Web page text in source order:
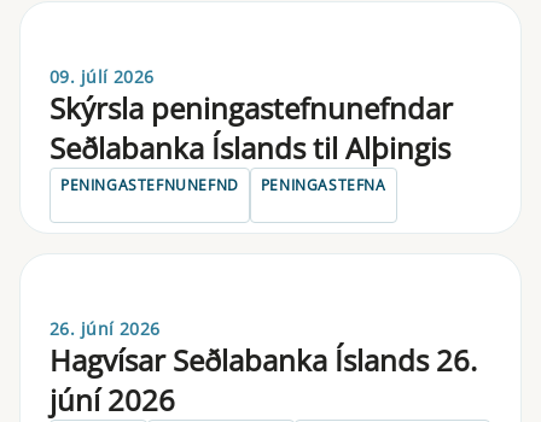
09. júlí 2026
Skýrsla pen­inga­stefnu­nefnd­ar
Seðlabanka Íslands til Alþing­is
PENINGASTEFNUNEFND PENINGASTEFNA
26. júní 2026
Hagvísar Seðlabanka Íslands 26.
júní 2026